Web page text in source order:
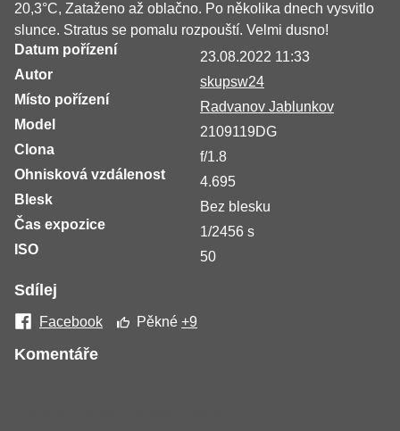
20,3°C, Zataženo až oblačno. Po několika dnech vysvitlo
slunce. Stratus se pomalu rozpouští. Velmi dusno!
Datum pořízení
23.08.2022 11:33
Autor
skupsw24
Místo pořízení
Radvanov Jablunkov
Model
2109119DG
Clona
f/1.8
Ohnisková vzdálenost
4.695
Blesk
Bez blesku
Čas expozice
1/2456 s
ISO
50
Sdílej
Facebook Pěkné+9
Komentáře